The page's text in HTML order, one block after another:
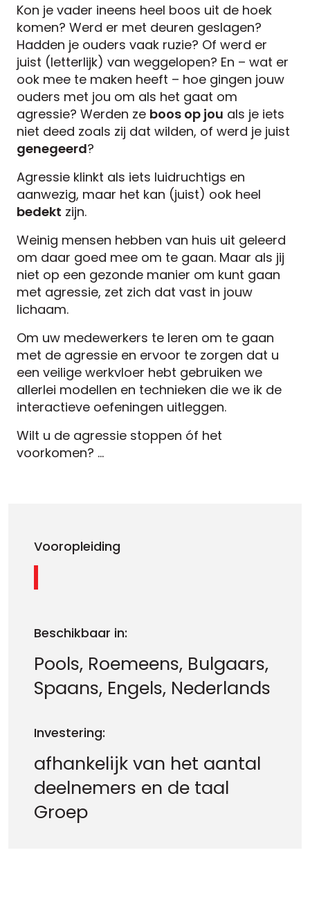
Kon je vader ineens heel boos uit de hoek
komen? Werd er met deuren geslagen?
Hadden je ouders vaak ruzie? Of werd er
juist (letterlijk) van weggelopen? En – wat er
ook mee te maken heeft – hoe gingen jouw
ouders met jou om als het gaat om
agressie? Werden ze boos op jou als je iets
niet deed zoals zij dat wilden, of werd je juist
genegeerd?
Agressie klinkt als iets luidruchtigs en
aanwezig, maar het kan (juist) ook heel
bedekt zijn.
Weinig mensen hebben van huis uit geleerd
om daar goed mee om te gaan. Maar als jij
niet op een gezonde manier om kunt gaan
met agressie, zet zich dat vast in jouw
lichaam.
Om uw medewerkers te leren om te gaan
met de agressie en ervoor te zorgen dat u
een veilige werkvloer hebt gebruiken we
allerlei modellen en technieken die we ik de
interactieve oefeningen uitleggen.
Wilt u de agressie stoppen óf het
voorkomen? …
Vooropleiding
Beschikbaar in:
Pools, Roemeens, Bulgaars,
Spaans, Engels, Nederlands
Investering:
afhankelijk van het aantal
deelnemers en de taal
Groep